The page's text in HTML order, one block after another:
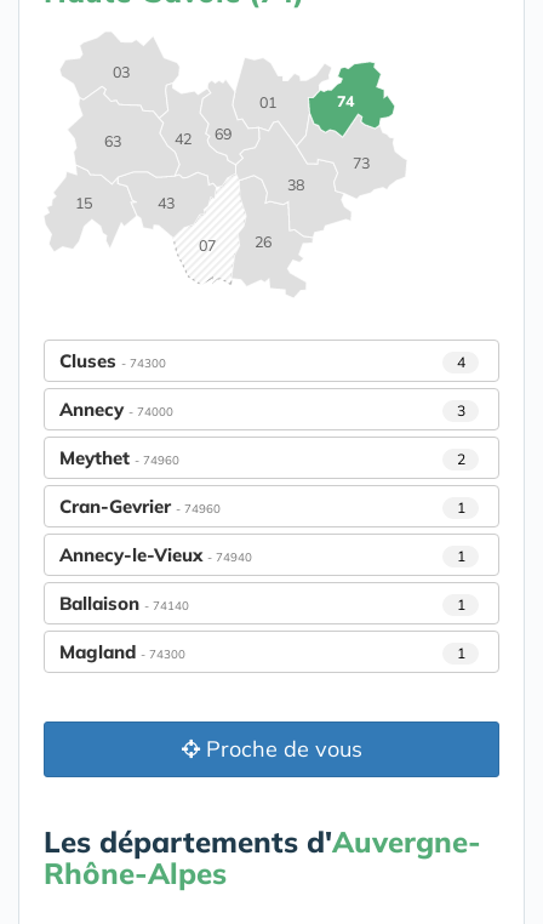
01
03
07
15
26
38
42
43
63
69
73
74
Cluses - 74300 4
Annecy - 74000 3
Meythet - 74960 2
Cran-Gevrier - 74960 1
Annecy-le-Vieux - 74940 1
Ballaison - 74140 1
Magland - 74300 1
Proche de vous
Les départements d'Auvergne-
Rhône-Alpes